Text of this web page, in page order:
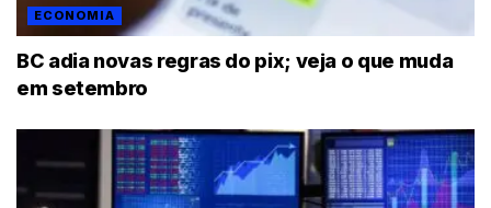
ECONOMIA
BC adia novas regras do pix; veja o que muda
em setembro